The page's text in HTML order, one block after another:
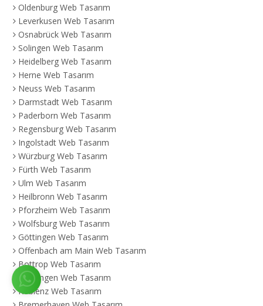
Oldenburg Web Tasarım
Leverkusen Web Tasarım
Osnabrück Web Tasarım
Solingen Web Tasarım
Heidelberg Web Tasarım
Herne Web Tasarım
Neuss Web Tasarım
Darmstadt Web Tasarım
Paderborn Web Tasarım
Regensburg Web Tasarım
Ingolstadt Web Tasarım
Würzburg Web Tasarım
Fürth Web Tasarım
Ulm Web Tasarım
Heilbronn Web Tasarım
Pforzheim Web Tasarım
Wolfsburg Web Tasarım
Göttingen Web Tasarım
Offenbach am Main Web Tasarım
Bottrop Web Tasarım
Reutlingen Web Tasarım
Koblenz Web Tasarım